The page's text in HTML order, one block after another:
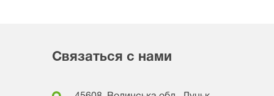
Связаться с нами